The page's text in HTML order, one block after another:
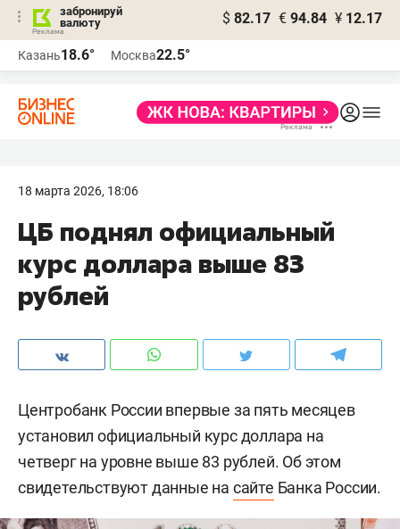
забронируй
валюту
$ 82.17 € 94.84 ¥ 12.17
Казань18.6° Москва22.5°
18 марта 2026, 18:06
ЦБ поднял официальный
курс доллара выше 83
рублей
Центробанк России впервые за пять месяцев
установил официальный курс доллара на
четверг на уровне выше 83 рублей. Об этом
свидетельствуют данные на сайте Банка России.